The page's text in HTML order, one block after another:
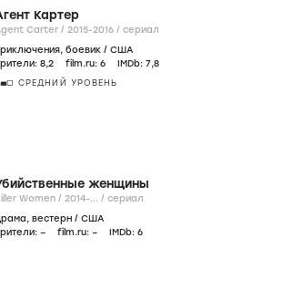
Картер
Agent Carter / 2015-2016 / сериал
, боевик / США
8,2 film.ru: 6 IMDb: 7,8
СРЕДНИЙ УРОВЕНЬ
женщины
Killer Women / 2014-... / сериал
, вестерн / США
– film.ru: – IMDb: 6